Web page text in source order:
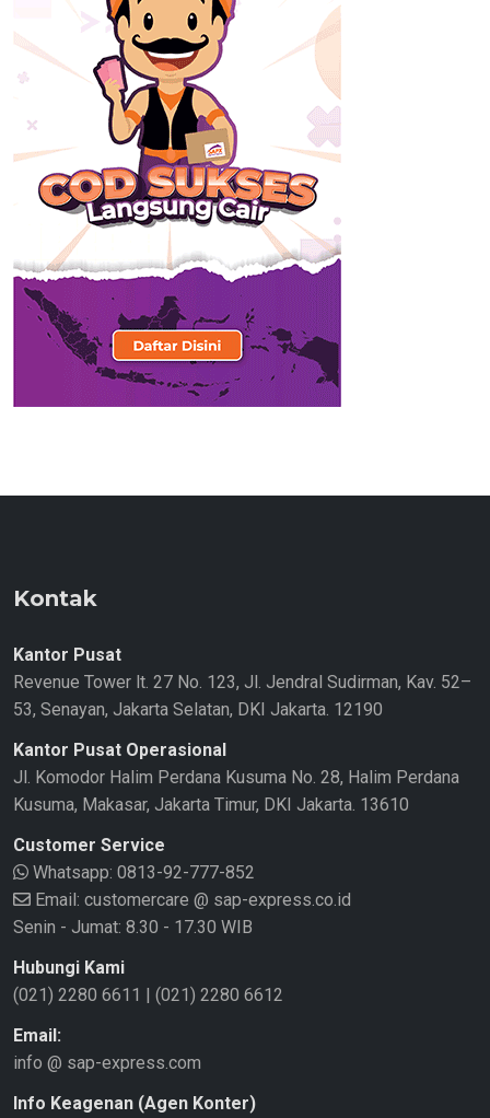
Kontak
Kantor Pusat
Revenue Tower lt. 27 No. 123, Jl. Jendral Sudirman, Kav. 52–
53, Senayan, Jakarta Selatan, DKI Jakarta. 12190
Kantor Pusat Operasional
Jl. Komodor Halim Perdana Kusuma No. 28, Halim Perdana
Kusuma, Makasar, Jakarta Timur, DKI Jakarta. 13610
Customer Service
Whatsapp: 0813-92-777-852
Email: customercare @ sap-express.co.id
Senin - Jumat: 8.30 - 17.30 WIB
Hubungi Kami
(021) 2280 6611 | (021) 2280 6612
Email:
info @ sap-express.com
Info Keagenan (Agen Konter)